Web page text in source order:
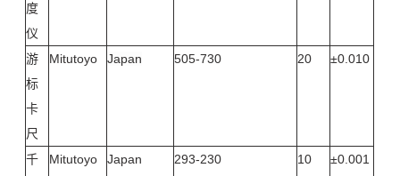
度
仪
游
标
卡
尺
Mitutoyo Japan 505-730 20 ±0.010
千
Mitutoyo Japan 293-230 10 ±0.001